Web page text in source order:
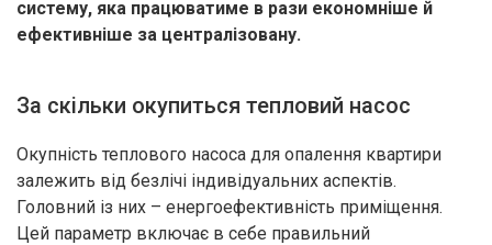
систему, яка працюватиме в рази економніше й
ефективніше за централізовану.
За скільки окупиться тепловий насос
Окупність теплового насоса для опалення квартири
залежить від безлічі індивідуальних аспектів.
Головний із них – енергоефективність приміщення.
Цей параметр включає в себе правильний